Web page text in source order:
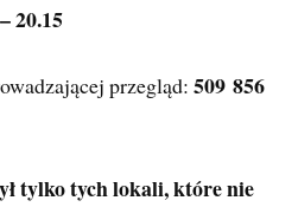
20.15
przegląd: 509 856
tylko tych lokali, które nie